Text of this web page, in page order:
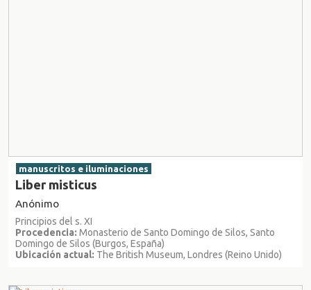
manuscritos e iluminaciones
Liber misticus
Anónimo
Principios del s. XI
Procedencia: Monasterio de Santo Domingo de Silos, Santo
Domingo de Silos (Burgos, España)
Ubicación actual: The British Museum, Londres (Reino Unido)